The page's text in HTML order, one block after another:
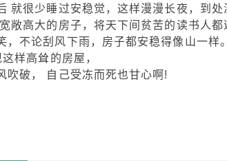
就很少睡过安稳觉，这样漫漫长夜，到
敞高大的房子，将天下间贫苦的读书人都
，不论刮风下雨，房子都安稳得像山一样。
样高耸的房屋，
吹破， 自己受冻而死也甘心啊!